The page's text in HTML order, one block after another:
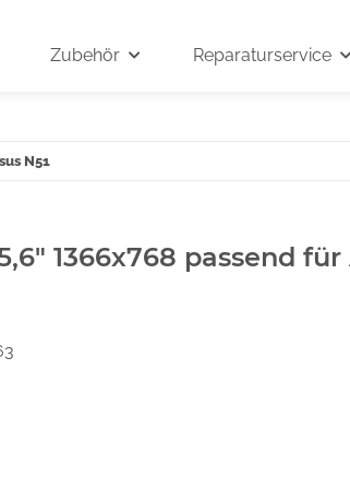
Zubehör Reparaturservice
N51
1366x768 passend für